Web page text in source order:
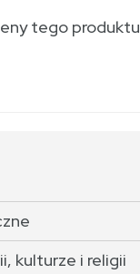
tego produktu
kulturze i religii